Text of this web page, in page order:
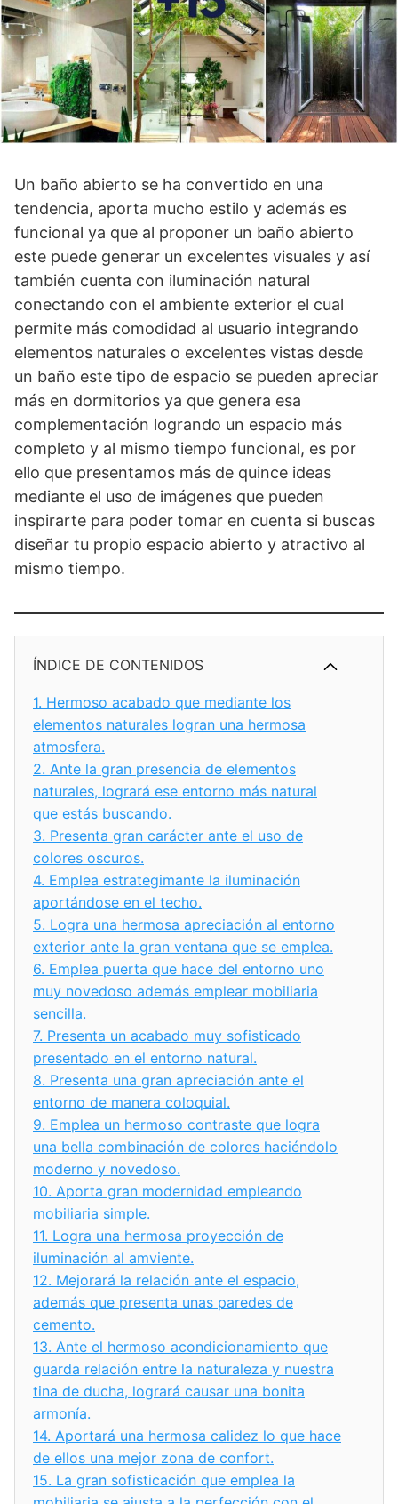
Un baño abierto se ha convertido en una
tendencia, aporta mucho estilo y además es
funcional ya que al proponer un baño abierto
este puede generar un excelentes visuales y así
también cuenta con iluminación natural
conectando con el ambiente exterior el cual
permite más comodidad al usuario integrando
elementos naturales o excelentes vistas desde
un baño este tipo de espacio se pueden apreciar
más en dormitorios ya que genera esa
complementación logrando un espacio más
completo y al mismo tiempo funcional, es por
ello que presentamos más de quince ideas
mediante el uso de imágenes que pueden
inspirarte para poder tomar en cuenta si buscas
diseñar tu propio espacio abierto y atractivo al
mismo tiempo.
ÍNDICE DE CONTENIDOS
1. Hermoso acabado que mediante los
elementos naturales logran una hermosa
atmosfera.
2. Ante la gran presencia de elementos
naturales, logrará ese entorno más natural
que estás buscando.
3. Presenta gran carácter ante el uso de
colores oscuros.
4. Emplea estrategimante la iluminación
aportándose en el techo.
5. Logra una hermosa apreciación al entorno
exterior ante la gran ventana que se emplea.
6. Emplea puerta que hace del entorno uno
muy novedoso además emplear mobiliaria
sencilla.
7. Presenta un acabado muy sofisticado
presentado en el entorno natural.
8. Presenta una gran apreciación ante el
entorno de manera coloquial.
9. Emplea un hermoso contraste que logra
una bella combinación de colores haciéndolo
moderno y novedoso.
10. Aporta gran modernidad empleando
mobiliaria simple.
11. Logra una hermosa proyección de
iluminación al amviente.
12. Mejorará la relación ante el espacio,
además que presenta unas paredes de
cemento.
13. Ante el hermoso acondicionamiento que
guarda relación entre la naturaleza y nuestra
tina de ducha, logrará causar una bonita
armonía.
14. Aportará una hermosa calidez lo que hace
de ellos una mejor zona de confort.
15. La gran sofisticación que emplea la